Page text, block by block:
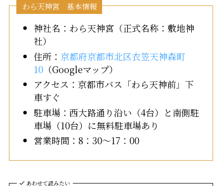
わら天神宮 基本情報
神社名：わら天神宮（正式名称：敷地神
社）
住所： 京都府京都市北区衣笠天神森町
10 （Googleマップ）
アクセス：京都市バス「わら天神前」下
車すぐ
駐車場：西大路通り沿い（4台）と南側駐
車場（10台）に無料駐車場あり
営業時間：8：30～17：00
あわせて読みたい